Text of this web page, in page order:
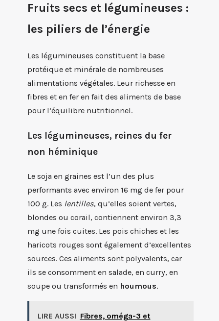
Fruits secs et légumineuses :
les piliers de l’énergie
Les légumineuses constituent la base
protéique et minérale de nombreuses
alimentations végétales. Leur richesse en
fibres et en fer en fait des aliments de base
pour l’équilibre nutritionnel.
Les légumineuses, reines du fer
non héminique
Le soja en graines est l’un des plus
performants avec environ 16 mg de fer pour
100 g. Les lentilles, qu’elles soient vertes,
blondes ou corail, contiennent environ 3,3
mg une fois cuites. Les pois chiches et les
haricots rouges sont également d’excellentes
sources. Ces aliments sont polyvalents, car
ils se consomment en salade, en curry, en
soupe ou transformés en houmous.
LIRE AUSSI Fibres, oméga-3 et